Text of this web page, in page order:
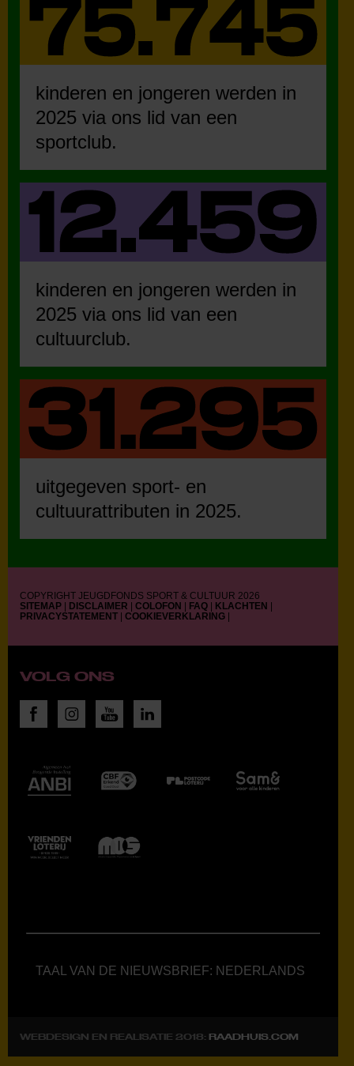
kinderen en jongeren werden in
2025 via ons lid van een
sportclub.
kinderen en jongeren werden in
2025 via ons lid van een
cultuurclub.
uitgegeven sport- en
cultuurattributen in 2025.
COPYRIGHT JEUGDFONDS SPORT & CULTUUR 2026
SITEMAP | DISCLAIMER | COLOFON | FAQ | KLACHTEN |
PRIVACYSTATEMENT | COOKIEVERKLARING |
VOLG ONS
TAAL VAN DE NIEUWSBRIEF: NEDERLANDS
WEBDESIGN EN REALISATIE 2018: RAADHUIS.COM